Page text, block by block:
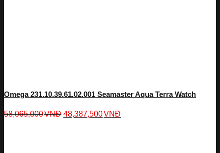
Omega 231.10.39.61.02.001 Seamaster Aqua Terra Watch
58,065,000VNĐ 48,387,500VNĐ